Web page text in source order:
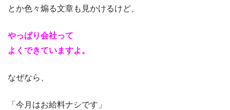
とか色々煽る文章も見かけるけど、
やっぱり会社って
よくできていますよ。
なぜなら、
「今月はお給料ナシです」